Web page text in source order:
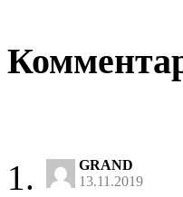
GRAND
13.11.2019